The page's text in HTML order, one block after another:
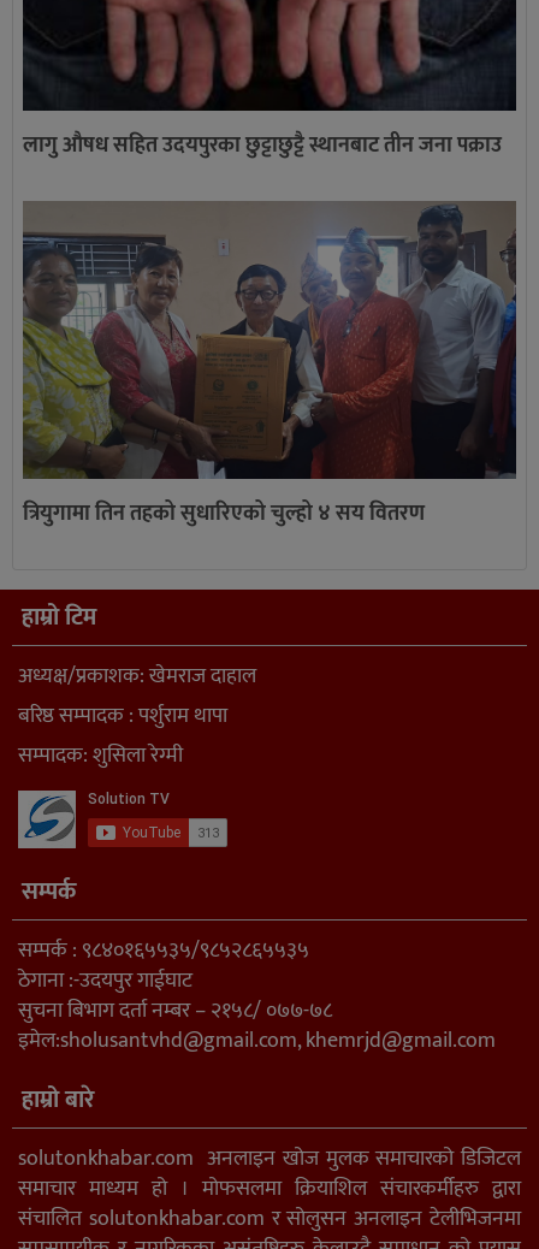
लागु औषध सहित उदयपुरका छुट्टाछुट्टै स्थानबाट तीन जना पक्राउ
त्रियुगामा तिन तहको सुधारिएको चुल्हो ४ सय वितरण
हाम्रो टिम
अध्यक्ष/प्रकाशक: खेमराज दाहाल
बरिष्ठ सम्पादक : पर्शुराम थापा
सम्पादक: शुसिला रेग्मी
सम्पर्क
सम्पर्क : ९८४०१६५५३५/९८५२८६५५३५
ठेगाना :-उदयपुर गाईघाट
सुचना बिभाग दर्ता नम्बर – २१५८/ ०७७-७८
इमेल:sholusantvhd@gmail.com,khemrjd@gmail.com
हाम्रो बारे
solutonkhabar.com अनलाइन खोज मुलक समाचारको डिजिटल
समाचार माध्यम हो । मोफसलमा क्रियाशिल संचारकर्मीहरु द्वारा
संचालित solutonkhabar.com र सोलुसन अनलाइन टेलीभिजनमा